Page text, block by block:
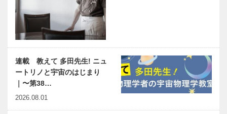
連載 教えて 多田先生! ニュ
ートリノと宇宙のはじまり
｜〜第38…
2026.08.01